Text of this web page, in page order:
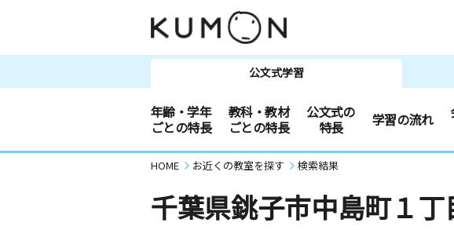
公文式学習
年齢・学年
ごとの特長
教科・教材
ごとの特長
公文式の
特長
学習の流れ
HOME お近くの教室を探す 検索結果
千葉県銚子市中島町１丁